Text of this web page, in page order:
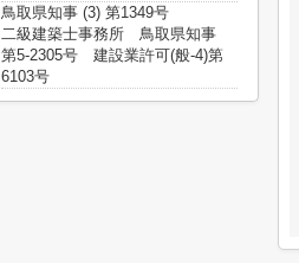
鳥取県知事 (3) 第1349号
二級建築士事務所 鳥取県知事
第5-2305号 建設業許可(般-4)第
6103号